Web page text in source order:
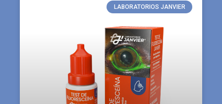
LABORATORIOS JANVIER